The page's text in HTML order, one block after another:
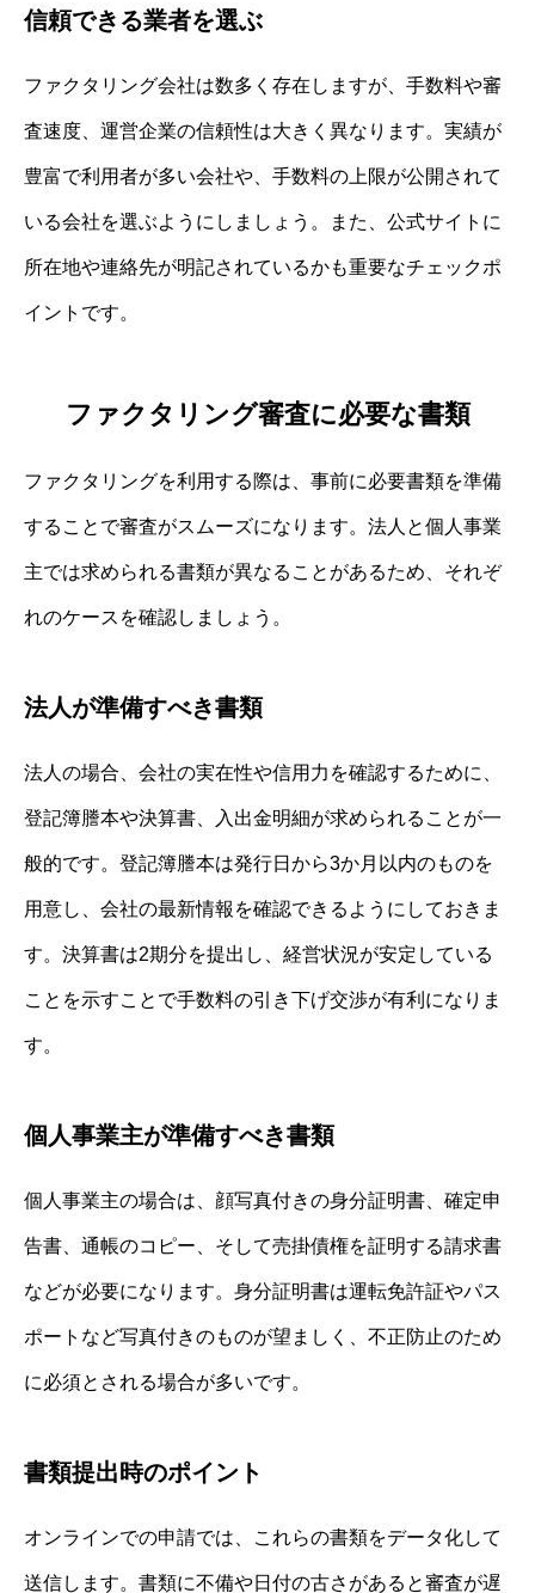
信頼できる業者を選ぶ
ファクタリング会社は数多く存在しますが、手数料や審
査速度、運営企業の信頼性は大きく異なります。実績が
豊富で利用者が多い会社や、手数料の上限が公開されて
いる会社を選ぶようにしましょう。また、公式サイトに
所在地や連絡先が明記されているかも重要なチェックポ
イントです。
ファクタリング審査に必要な書類
ファクタリングを利用する際は、事前に必要書類を準備
することで審査がスムーズになります。法人と個人事業
主では求められる書類が異なることがあるため、それぞ
れのケースを確認しましょう。
法人が準備すべき書類
法人の場合、会社の実在性や信用力を確認するために、
登記簿謄本や決算書、入出金明細が求められることが一
般的です。登記簿謄本は発行日から3か月以内のものを
用意し、会社の最新情報を確認できるようにしておきま
す。決算書は2期分を提出し、経営状況が安定している
ことを示すことで手数料の引き下げ交渉が有利になりま
す。
個人事業主が準備すべき書類
個人事業主の場合は、顔写真付きの身分証明書、確定申
告書、通帳のコピー、そして売掛債権を証明する請求書
などが必要になります。身分証明書は運転免許証やパス
ポートなど写真付きのものが望ましく、不正防止のため
に必須とされる場合が多いです。
書類提出時のポイント
オンラインでの申請では、これらの書類をデータ化して
送信します。書類に不備や日付の古さがあると審査が遅